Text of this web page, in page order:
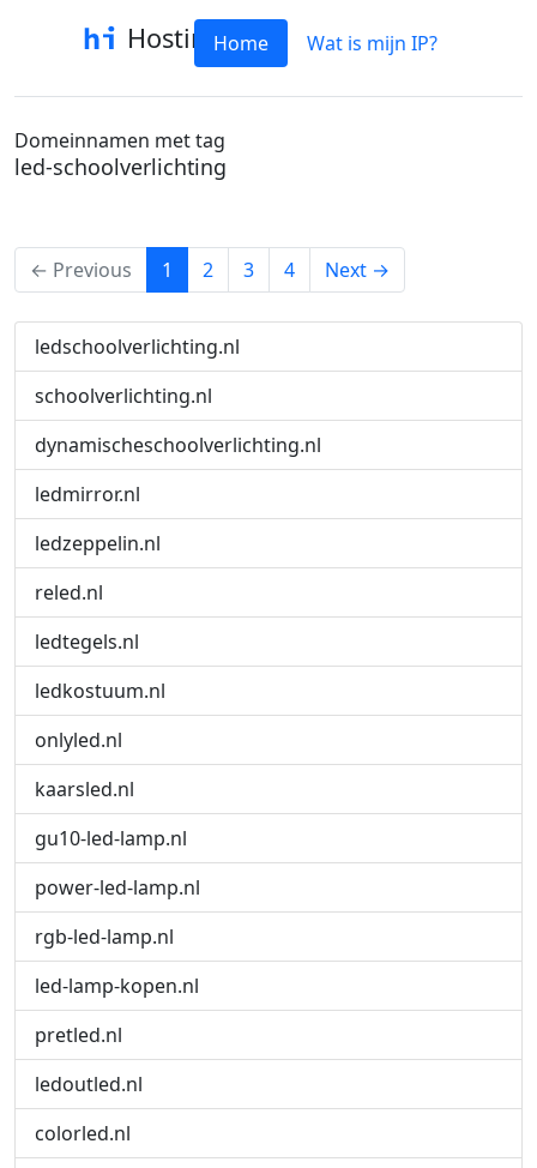
HostinfoHome Wat is mijn IP?
Domeinnamen met tag
led-schoolverlichting
← Previous 1 (current)
2 3 4 Next →
ledschoolverlichting.nl
schoolverlichting.nl
dynamischeschoolverlichting.nl
ledmirror.nl
ledzeppelin.nl
reled.nl
ledtegels.nl
ledkostuum.nl
onlyled.nl
kaarsled.nl
gu10-led-lamp.nl
power-led-lamp.nl
rgb-led-lamp.nl
led-lamp-kopen.nl
pretled.nl
ledoutled.nl
colorled.nl